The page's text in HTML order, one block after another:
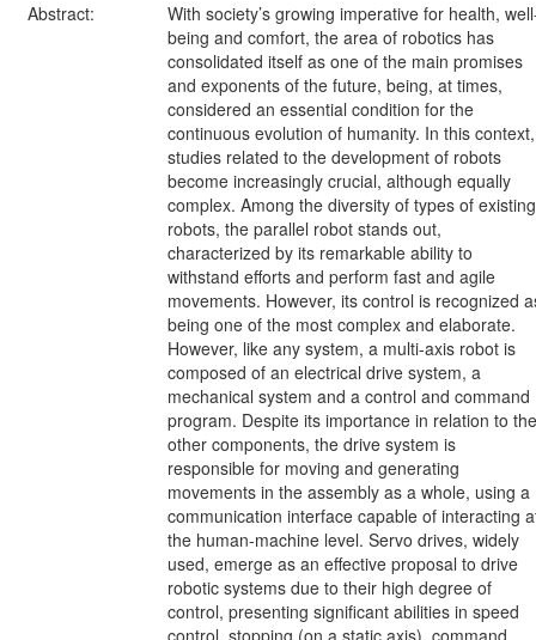
Abstract:
With society’s growing imperative for health,
being and comfort, the area of robotics has
consolidated itself as one of the main promises
and exponents of the future, being, at times,
considered an essential condition for the
continuous evolution of humanity. In this context,
studies related to the development of robots
become increasingly crucial, although equally
complex. Among the diversity of types of existing
robots, the parallel robot stands out,
characterized by its remarkable ability to
withstand efforts and perform fast and agile
movements. However, its control is recognized
being one of the most complex and elaborate.
However, like any system, a multi-axis robot is
composed of an electrical drive system, a
mechanical system and a control and command
program. Despite its importance in relation to the
other components, the drive system is
responsible for moving and generating
movements in the assembly as a whole, using a
communication interface capable of interacting
the human-machine level. Servo drives, widely
used, emerge as an effective proposal to drive
robotic systems due to their high degree of
control, presenting significant abilities in speed
control, stopping (on a static axis), command